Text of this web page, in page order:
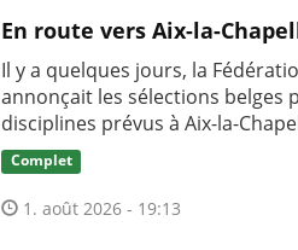
En route vers Aix-la-
Il y a quelques jours, la
annonçait les sélections
disciplines prévus à Aix-la-
Complet
1. août 2026 - 19:13